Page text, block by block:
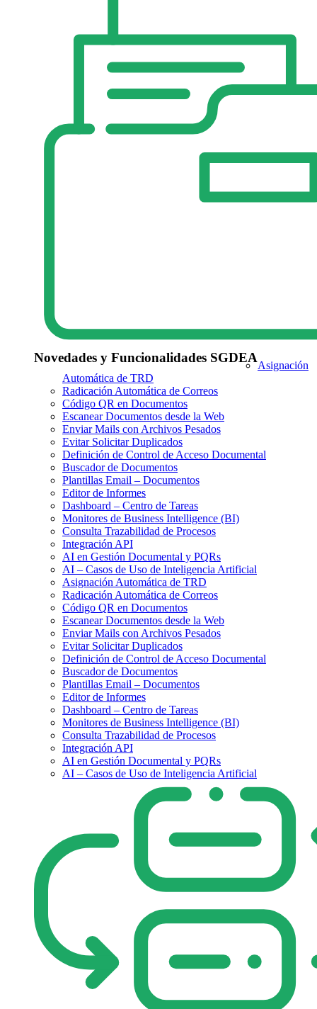
Novedades y Funcionalidades SGDEA
Asignación
Automática de TRD
Radicación Automática de Correos
Código QR en Documentos
Escanear Documentos desde la Web
Enviar Mails con Archivos Pesados
Evitar Solicitar Duplicados
Definición de Control de Acceso Documental
Buscador de Documentos
Plantillas Email – Documentos
Editor de Informes
Dashboard – Centro de Tareas
Monitores de Business Intelligence (BI)
Consulta Trazabilidad de Procesos
Integración API
AI en Gestión Documental y PQRs
AI – Casos de Uso de Inteligencia Artificial
Asignación Automática de TRD
Radicación Automática de Correos
Código QR en Documentos
Escanear Documentos desde la Web
Enviar Mails con Archivos Pesados
Evitar Solicitar Duplicados
Definición de Control de Acceso Documental
Buscador de Documentos
Plantillas Email – Documentos
Editor de Informes
Dashboard – Centro de Tareas
Monitores de Business Intelligence (BI)
Consulta Trazabilidad de Procesos
Integración API
AI en Gestión Documental y PQRs
AI – Casos de Uso de Inteligencia Artificial